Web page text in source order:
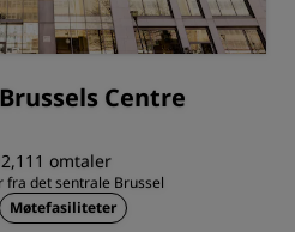
Centre
2,111 omtaler
fra det sentrale Brussel
Møtefasiliteter